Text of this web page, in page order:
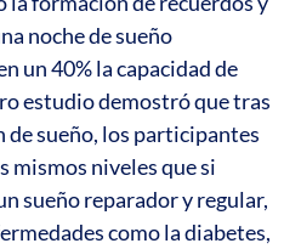
noche de sueño
un 40% la capacidad de
estudio demostró que tras
de sueño, los participantes
mismos niveles que si
sueño reparador y regular,
como la diabetes,